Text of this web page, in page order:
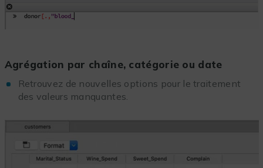
Agrégation par chaîne, catégorie ou date
Retrouvez de nouvelles options pour le traitement
des valeurs manquantes.